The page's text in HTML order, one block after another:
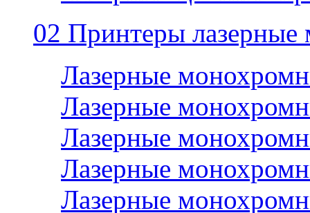
02 Принтеры
Лазерные
Лазерные
Лазерные
Лазерные
Лазерные